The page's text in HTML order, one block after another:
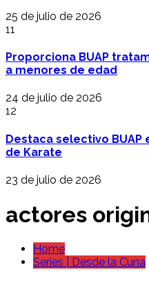
25 de julio de 2026
11
Proporciona BUAP
a menores de edad
24 de julio de 2026
12
Destaca selectivo BUAP
de Karate
23 de julio de 2026
actores
Home
Series | Desde la Cuna